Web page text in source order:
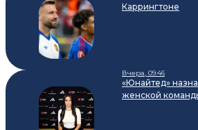
Каррингтоне
Вчера, 09:46
«Юнайтед»
женской